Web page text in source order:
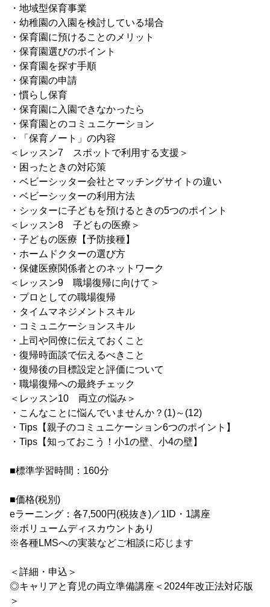
・地域型保育事業
・幼稚園の入園を検討している場合
・保育園に預けることのメリット
・保育園選びのポイント
・保育園を探す手順
・保育園の申請
・慣らし保育
・保育園に入園できなかったら
・保育園とのコミュニケーション
・「保育ノート」の内容
＜レッスン7 スポットで利用する支援＞
・困ったときの対応策
・ベビーシッター会社とマッチングサイトの違い
・ベビーシッターの利用方法
・シッターに子どもを預けるときの5つのポイント
＜レッスン8 子どもの医療＞
・子どもの医療【予防接種】
・ホームドクターの選び方
・保健医療関係者とのネットワーク
＜レッスン9 職場復帰に向けて＞
・プロとしての職場復帰
・タイムマネジメントスキル
・コミュニケーションスキル
・上司や同僚に伝えておくこと
・復帰時面談で伝えるべきこと
・復帰後の目標設定と評価について
・職場復帰への最終チェック
＜レッスン10 両立の悩み＞
・こんなことに悩んでいませんか？(1)～(12)
・Tips【親子のコミュニケーション6つのポイント】
・Tips【知っておこう！小1の壁、小4の壁】
■標準学習時間：160分
■価格(税別)
eラーニング：各7,500円(税抜き)／1ID・1講座
※ボリュームディスカウントあり
※各種LMSへの実装などご相談に応じます
＜詳細・申込＞
◎キャリアと育児の両立準備講座＜2024年改正法対応版
＞